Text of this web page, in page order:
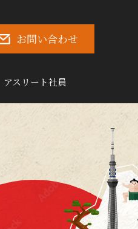
お問い合わせ
アスリート社員